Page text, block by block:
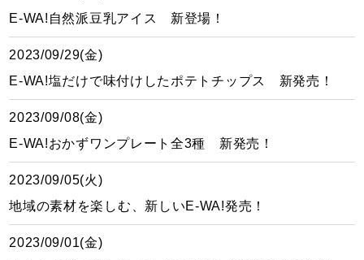
E-WA!自然派豆乳アイス 新登場！
2023/09/29(金)
E-WA!塩だけで味付けしたポテトチップス 新発売！
2023/09/08(金)
E-WA!おかずワンプレート全3種 新発売！
2023/09/05(火)
地域の素材を楽しむ、新しいE-WA!発売！
2023/09/01(金)